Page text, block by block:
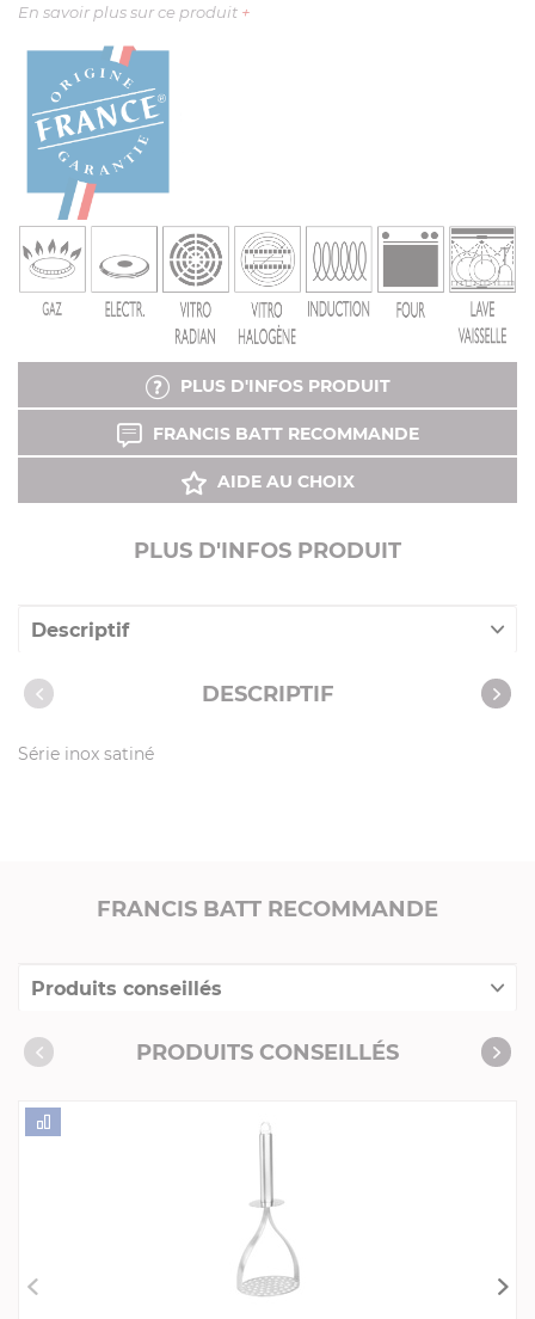
En savoir plus sur ce produit +
PLUS D'INFOS PRODUIT
FRANCIS BATT RECOMMANDE
AIDE AU CHOIX
PLUS D'INFOS PRODUIT
Descriptif
Caractéristiques
DESCRIPTIF
Série inox satiné
FRANCIS BATT RECOMMANDE
Produits conseillés
Consommables complémentaires
PRODUITS CONSEILLÉS